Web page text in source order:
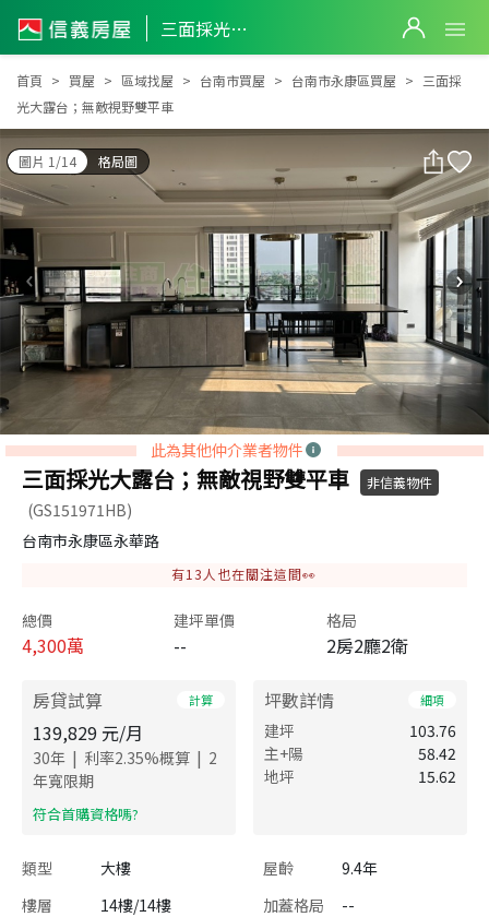
三面採光大露台；無敵視野雙平車
三面採光大露台；無敵視野雙平車
首頁 買屋 區域找屋 台南市買屋 台南市永康區買屋
三面採
光大露台；無敵視野雙平車
圖片 1/14 格局圖
此為其他仲介業者物件
三面採光大露台；無敵視野雙平車 非信義物件
(GS151971HB)
台南市永康區永華路
有13 人也在關注這間👀
總價
4,300萬
建坪單價
--
格局
2房2廳2衛
房貸試算 計算
139,829 元/月
30年 | 利率2.35%概算 | 2
年寬限期
​符合首購資格嗎?
坪數詳情 細項
建坪
103.76
主+陽
58.42
地坪
15.62
類型 大樓 屋齡
9.4年
樓層
14樓/14樓 加蓋格局
--